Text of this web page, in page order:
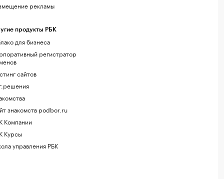
рекламы
продукты РБК
для бизнеса
регистратор
сайтов
знакомств podbor.ru
Компании
Курсы
управления РБК